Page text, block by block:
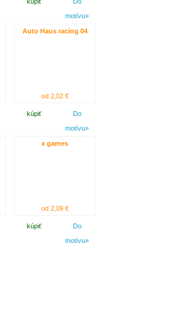
motívu»
Auto Haus racing 04
od 2,02 €
kúpiť
Do
motívu»
x games
od 2,09 €
kúpiť
Do
motívu»